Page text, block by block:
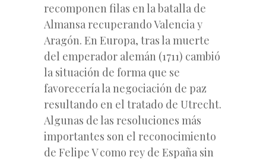
recomponen filas en la batalla de
Almansa recuperando Valencia y
Aragón. En Europa, tras la muerte
del emperador alemán (1711) cambió
la situación de forma que se
favorecería la negociación de paz
resultando en el tratado de Utrecht.
Algunas de las resoluciones más
importantes son el reconocimiento
de Felipe V como rey de España sin